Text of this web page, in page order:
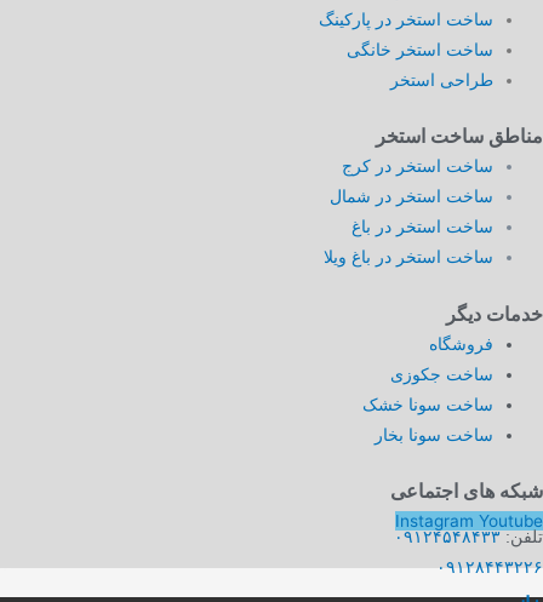
ساخت استخر در پارکینگ
ساخت استخر خانگی
طراحی استخر
مناطق ساخت استخر
ساخت استخر در کرج
ساخت استخر در شمال
ساخت استخر در باغ
ساخت استخر در باغ ویلا
خدمات دیگر
فروشگاه
ساخت جکوزی
ساخت سونا خشک
ساخت سونا بخار
شبکه های اجتماعی
Instagram Youtube
تلفن: ۰۹۱۲۴۵۴۸۴۳۳
۰۹۱۲۸۴۴۳۲۲۶